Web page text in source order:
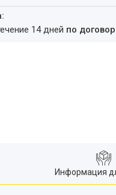
14 дней по
Информация